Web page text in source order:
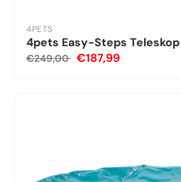
4PETS
4pets Easy-Steps
€249,00 €187,99